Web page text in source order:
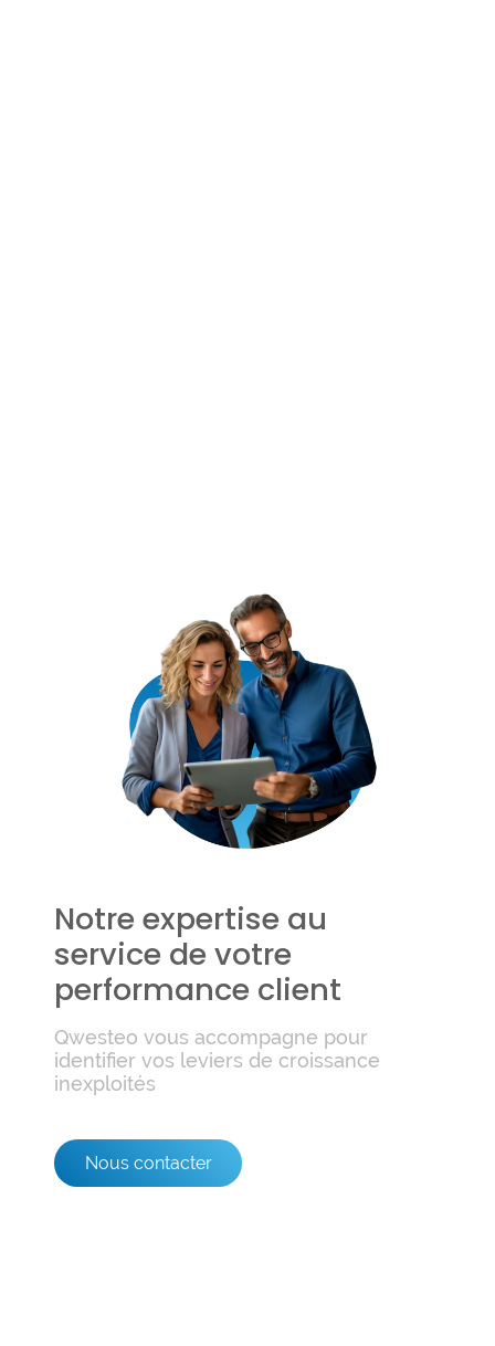
Notre expertise au
service de votre
performance client
Qwesteo vous accompagne pour
identifier vos leviers de croissance
inexploités
Nous contacter